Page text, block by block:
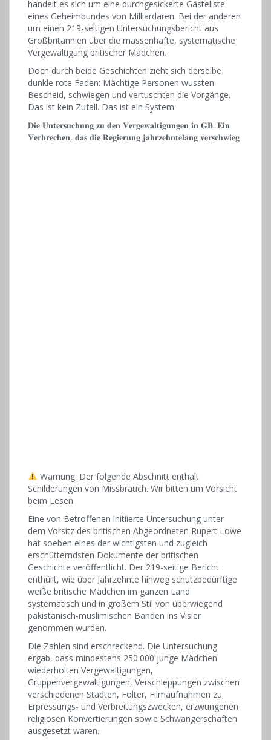
handelt es sich um eine durchgesickerte Gästeliste
eines Geheimbundes von Milliardären. Bei der anderen
um einen 219-seitigen Untersuchungsbericht aus
Großbritannien über die massenhafte, systematische
Vergewaltigung britischer Mädchen.
Doch durch beide Geschichten zieht sich derselbe
dunkle rote Faden: Mächtige Personen wussten
Bescheid, schwiegen und vertuschten die Vorgänge.
Das ist kein Zufall. Das ist ein System.
𝐃𝐢𝐞 𝐔𝐧𝐭𝐞𝐫𝐬𝐮𝐜𝐡𝐮𝐧𝐠 𝐳𝐮 𝐝𝐞𝐧 𝐕𝐞𝐫𝐠𝐞𝐰𝐚𝐥𝐭𝐢𝐠𝐮𝐧𝐠𝐞𝐧 𝐢𝐧 𝐆𝐁: 𝐄𝐢𝐧
𝐕𝐞𝐫𝐛𝐫𝐞𝐜𝐡𝐞𝐧, 𝐝𝐚𝐬 𝐝𝐢𝐞 𝐑𝐞𝐠𝐢𝐞𝐫𝐮𝐧𝐠 𝐣𝐚𝐡𝐫𝐳𝐞𝐡𝐧𝐭𝐞𝐥𝐚𝐧𝐠 𝐯𝐞𝐫𝐬𝐜𝐡𝐰𝐢𝐞𝐠
Warnung: Der folgende Abschnitt enthält
Schilderungen von Missbrauch. Wir bitten um Vorsicht
beim Lesen.
Eine von Betroffenen initiierte Untersuchung unter
dem Vorsitz des britischen Abgeordneten Rupert Lowe
hat soeben eines der wichtigsten und zugleich
erschütterndsten Dokumente der britischen
Geschichte veröffentlicht. Der 219-seitige Bericht
enthüllt, wie über Jahrzehnte hinweg schutzbedürftige
weiße britische Mädchen im ganzen Land
systematisch und in großem Stil von überwiegend
pakistanisch-muslimischen Banden ins Visier
genommen wurden.
Die Zahlen sind erschreckend. Die Untersuchung
ergab, dass mindestens 250.000 junge Mädchen
wiederholten Vergewaltigungen,
Gruppenvergewaltigungen, Verschleppungen zwischen
verschiedenen Städten, Folter, Filmaufnahmen zu
Erpressungs- und Verbreitungszwecken, erzwungenen
religiösen Konvertierungen sowie Schwangerschaften
ausgesetzt waren.